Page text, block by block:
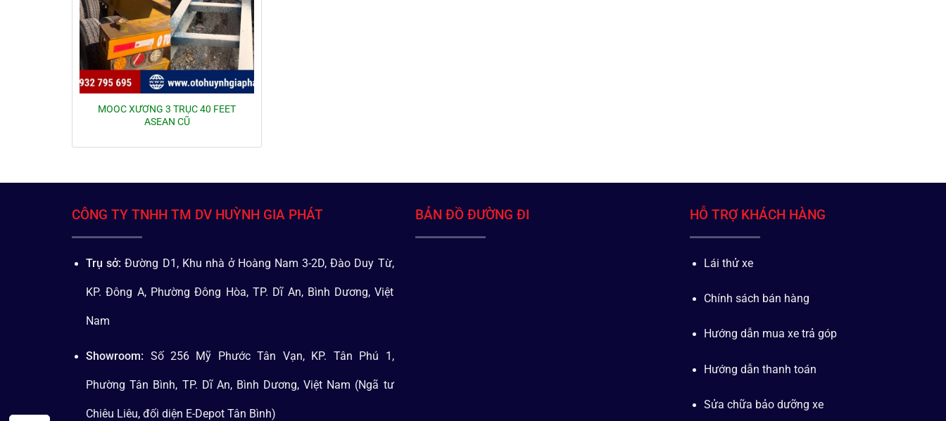
MOOC XƯƠNG 3 TRỤC 40 FEET
ASEAN CŨ
CÔNG TY TNHH TM DV HUỲNH GIA PHÁT
Trụ sở: Đường D1, Khu nhà ở Hoàng Nam 3-2D, Đào Duy Từ,
KP. Đông A, Phường Đông Hòa, TP. Dĩ An, Bình Dương, Việt
Nam
Showroom: Số 256 Mỹ Phước Tân Vạn, KP. Tân Phú 1,
Phường Tân Bình, TP. Dĩ An, Bình Dương, Việt Nam (Ngã tư
Chiêu Liêu, đối diện E-Depot Tân Bình)
BẢN ĐỒ ĐƯỜNG ĐI HỖ TRỢ KHÁCH HÀNG
Lái thử xe
Chính sách bán hàng
Hướng dẫn mua xe trả góp
Hướng dẫn thanh toán
Sửa chữa bảo dưỡng xe